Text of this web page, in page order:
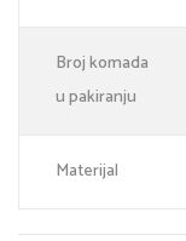
Broj komada
u pakiranju
Materijal